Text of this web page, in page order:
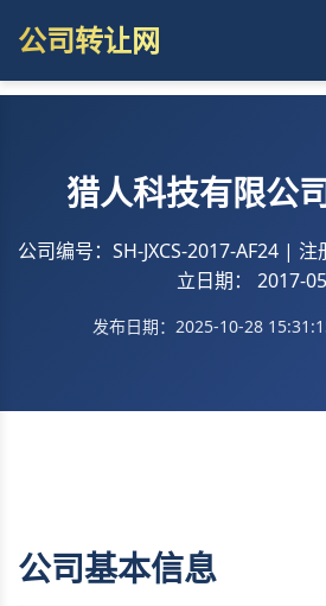
公司转让网
猎人科技有限公
公司编号：SH-JXCS-2017-AF24 |
立日期： 2017-
发布日期：2025-10-28
公司基本信息